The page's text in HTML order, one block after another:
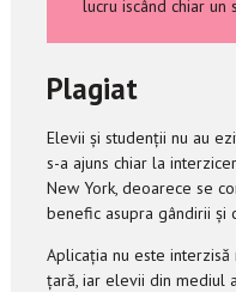
lucru iscând chiar un
Plagiat
Elevii și studenții nu au
s-a ajuns chiar la
New York, deoarece se
benefic asupra gândirii și
Aplicația nu este
țară, iar elevii din mediul